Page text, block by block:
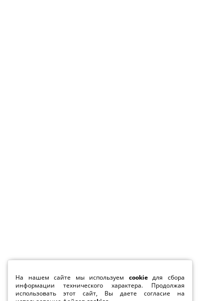
На нашем сайте мы используем cookieдля сбора
информации технического характера. Продолжая
использовать этот сайт, Вы даете согласие на